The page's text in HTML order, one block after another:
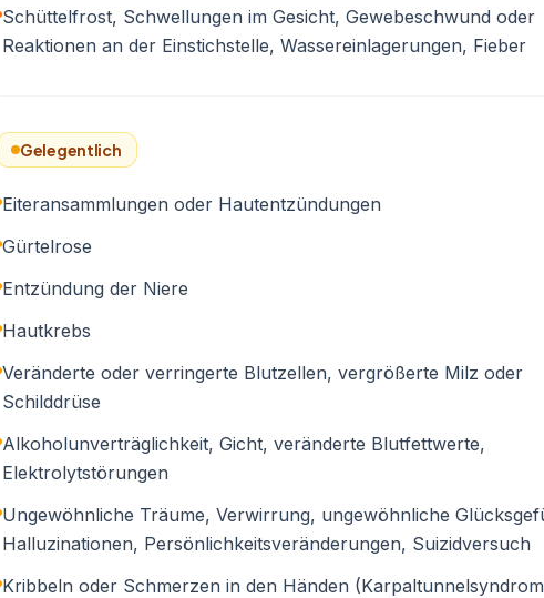
Schüttelfrost, Schwellungen im Gesicht, Gewebeschwund oder
Reaktionen an der Einstichstelle, Wassereinlagerungen, Fieber
Gelegentlich
Eiteransammlungen oder Hautentzündungen
Gürtelrose
Entzündung der Niere
Hautkrebs
Veränderte oder verringerte Blutzellen, vergrößerte Milz oder
Schilddrüse
Alkoholunverträglichkeit, Gicht, veränderte Blutfettwerte,
Elektrolytstörungen
Ungewöhnliche Träume, Verwirrung, ungewöhnliche
Halluzinationen, Persönlichkeitsveränderungen, Suizidversuch
Kribbeln oder Schmerzen in den Händen